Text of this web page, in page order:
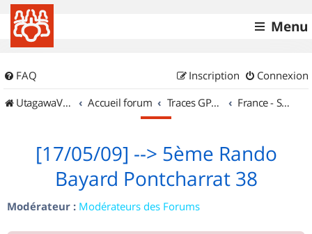
Menu
FAQ Connexion
Inscription
UtagawaVTT (Randos VTT et VTTAE avec traces GPS)
Accueil forum Traces GPS de randos VTT France - Sud Est
[17/05/09] --> 5ème Rando
Bayard Pontcharrat 38
Modérateur : Modérateurs des Forums